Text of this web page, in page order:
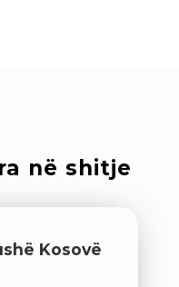
në shitje
Kosovë